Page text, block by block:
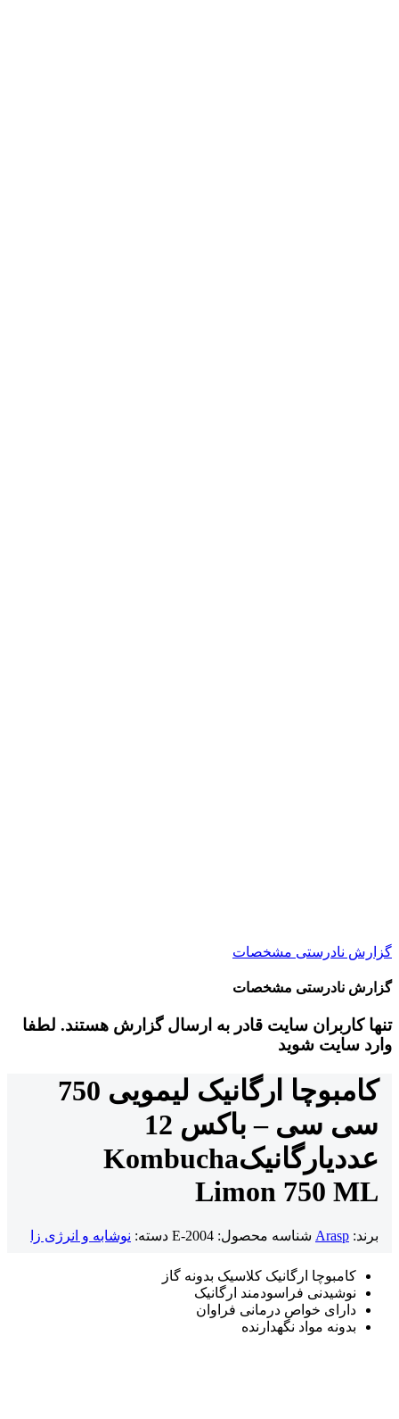
گزارش نادرستی مشخصات
گزارش نادرستی مشخصات
تنها کاربران سایت قادر به ارسال گزارش هستند. لطفا
وارد سایت شوید
کامبوچا ارگانیک لیمویی 750
سی سی – باکس 12
عددیارگانیکKombucha
Limon 750 ML
برند: Arasp شناسه محصول: E-2004 دسته: نوشابه و انرژی زا
کامبوچا ارگانیک کلاسیک بدونه گاز
نوشیدنی فراسودمند ارگانیک
دارای خواص درمانی فراوان
بدونه مواد نگهدارنده